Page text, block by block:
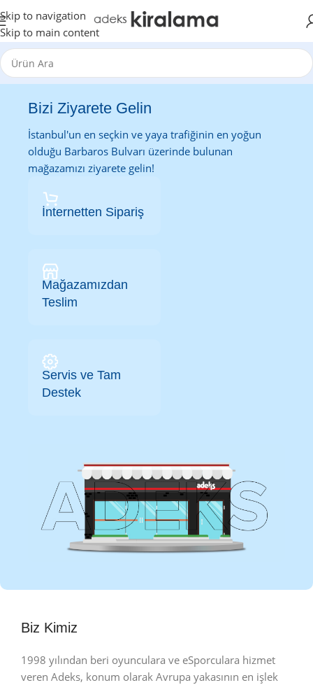
Skip to navigation
Skip to main content
Bizi Ziyarete Gelin
İstanbul'un en seçkin ve yaya trafiğinin en yoğun
olduğu Barbaros Bulvarı üzerinde bulunan
mağazamızı ziyarete gelin!
İnternetten Sipariş
Mağazamızdan
Teslim
Servis ve Tam
Destek
Biz Kimiz
1998 yılından beri oyunculara ve eSporculara hizmet
veren Adeks, konum olarak Avrupa yakasının en işlek